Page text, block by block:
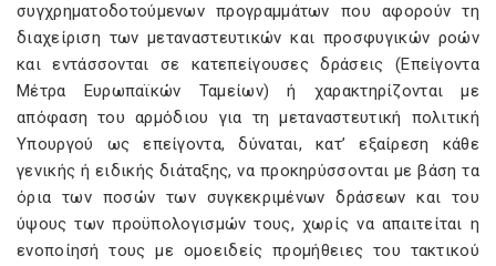
συγχρηματοδοτούμενων προγραμμάτων που αφορούν τη
διαχείριση των μεταναστευτικών και προσφυγικών ροών
και εντάσσονται σε κατεπείγουσες δράσεις (Επείγοντα
Μέτρα Ευρωπαϊκών Ταμείων) ή χαρακτηρίζονται με
απόφαση του αρμόδιου για τη μεταναστευτική πολιτική
Υπουργού ως επείγοντα, δύναται, κατ’ εξαίρεση κάθε
γενικής ή ειδικής διάταξης, να προκηρύσσονται με βάση τα
όρια των ποσών των συγκεκριμένων δράσεων και του
ύψους των προϋπολογισμών τους, χωρίς να απαιτείται η
ενοποίησή τους με ομοειδείς προμήθειες του τακτικού